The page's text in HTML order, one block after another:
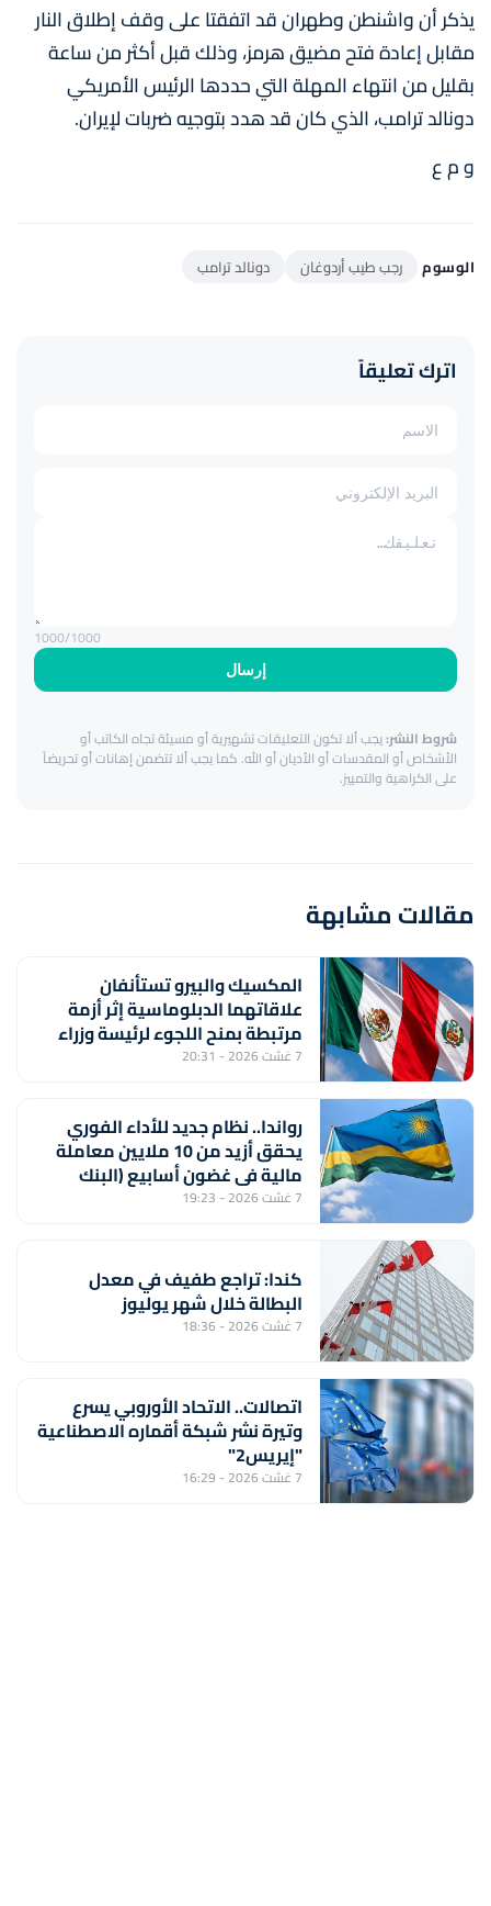
يذكر أن واشنطن وطهران قد اتفقتا على وقف إطلاق النار
مقابل إعادة فتح مضيق هرمز، وذلك قبل أكثر من ساعة
بقليل من انتهاء المهلة التي حددها الرئيس الأمريكي
دونالد ترامب، الذي كان قد هدد بتوجيه ضربات لإيران.
و م ع
الوسوم رجب طيب أردوغان دونالد ترامب
اترك تعليقاً
إرسال
1000/1000
شروط النشر:يجب ألا تكون التعليقات تشهيرية أو مسيئة تجاه الكاتب أو
الأشخاص أو المقدسات أو الأديان أو الله. كما يجب ألا تتضمن إهانات أو تحريضاً
على الكراهية والتمييز.
مقالات مشابهة
المكسيك والبيرو تستأنفان
علاقاتهما الدبلوماسية إثر أزمة
مرتبطة بمنح اللجوء لرئيسة وزراء
بيروفية سابقة
7 غشت 2026 - 20:31
رواندا.. نظام جديد للأداء الفوري
يحقق أزيد من 10 ملايين معاملة
مالية في غضون أسابيع (البنك
المركزي)
7 غشت 2026 - 19:23
كندا: تراجع طفيف في معدل
البطالة خلال شهر يوليوز
7 غشت 2026 - 18:36
اتصالات.. الاتحاد الأوروبي يسرع
وتيرة نشر شبكة أقماره الاصطناعية
"إيريس2"
7 غشت 2026 - 16:29